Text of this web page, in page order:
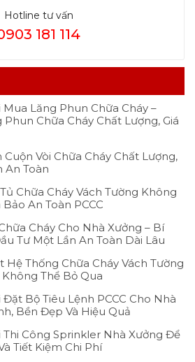
Hotline tư vấn
181 114
Mua Lăng Phun Chữa Cháy –
Chữa Cháy Chất Lượng, Giá
Cuộn Vòi Chữa Cháy Chất Lượng,
An Toàn
Chữa Cháy Vách Tường Không
An Toàn PCCC
Cháy Cho Nhà Xưởng – Bí
Tư Một Lần An Toàn Dài Lâu
Thống Chữa Cháy Vách Tường
Thể Bỏ Qua
Bộ Tiêu Lệnh PCCC Cho Nhà
Bền Đẹp Và Hiệu Quả
Thi Công Sprinkler Nhà Xưởng Để
Tiết Kiệm Chi Phí